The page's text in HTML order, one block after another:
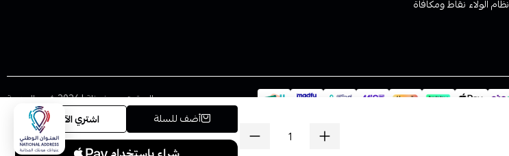
أضف للسلة اشتري الآن
نظام الولاء نقاط ومكافاة
الحقوق محفوظة | 2026 فيب المدينة